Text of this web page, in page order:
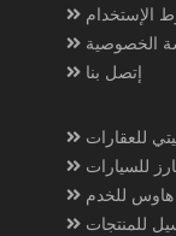
الإستخدام
الخصوصية
إتصل بنا
للعقارات
للسيارات
هاوس للخدم
للمنتجات